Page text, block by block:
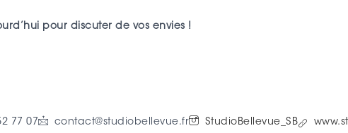
pour discuter de vos envies !
77 07 contact@studiobellevue.fr StudioBellevue_SB